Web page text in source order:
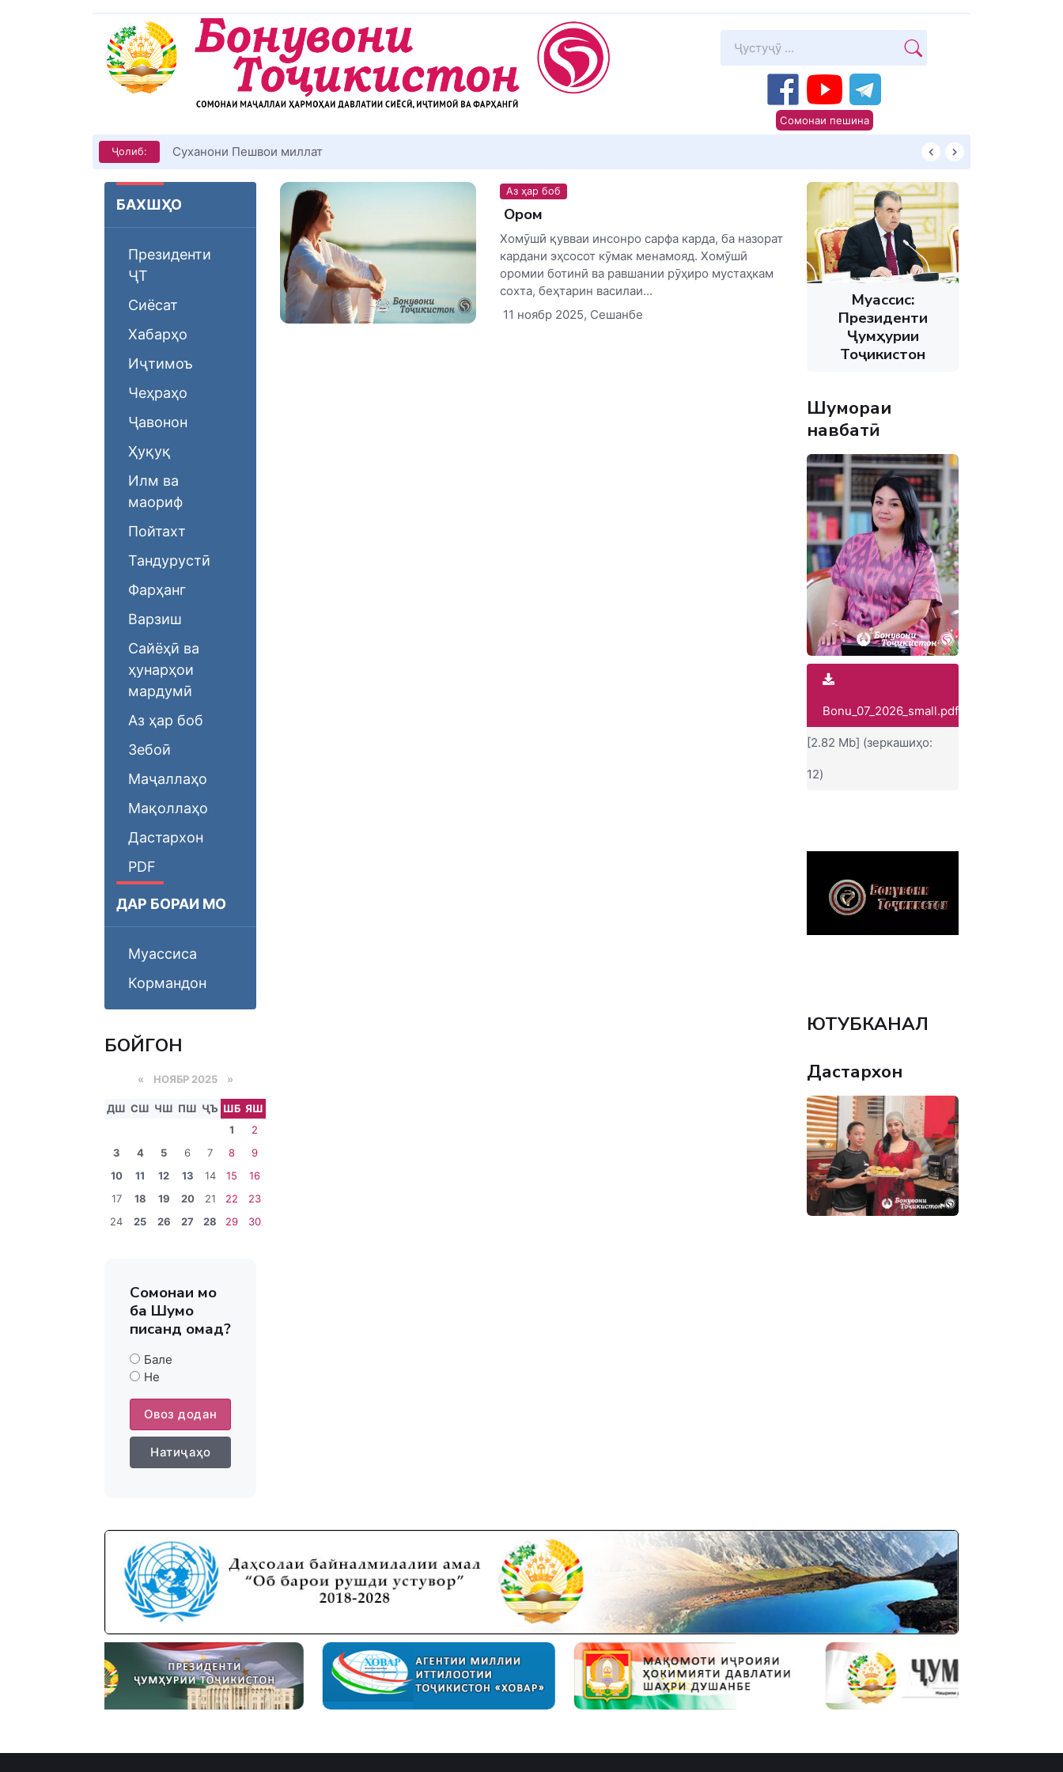
Сомонаи пешина
Ҷолиб: Суханони Пешвои миллат
БАХШҲО
Президенти
ҶТ
Сиёсат
Хабарҳо
Иҷтимоъ
Чеҳраҳо
Ҷавонон
Ҳуқуқ
Илм ва
маориф
Пойтахт
Тандурустӣ
Фарҳанг
Варзиш
Сайёҳӣ ва
ҳунарҳои
мардумӣ
Аз ҳар боб
Зебоӣ
Маҷаллаҳо
Мақоллаҳо
Дастархон
PDF
ДАР БОРАИ МО
Муассиса
Кормандон
БОЙГОНӢ
« НОЯБР 2025 »
ДШ СШ ЧШ ПШ ҶЪ ШБ ЯШ
1
2
3
4 5 6 7 8
9
10
11 12 13 14 15
16
17
18 19 20 21 22
23
24
25 26 27 28 29 30
Сомонаи мо
ба Шумо
писанд омад?
Бале
Не
Овоз додан
Натиҷаҳо
Аз ҳар боб
Оромӣ
Хомӯшӣ қувваи инсонро сарфа карда, ба назорат
кардани эҳсосот кӯмак менамояд. Хомӯшӣ
оромии ботинӣ ва равшании рӯҳиро мустаҳкам
сохта, беҳтарин василаи...
11 ноябр 2025, Сешанбе
Муассис:
Президенти
Ҷумҳурии
Тоҷикистон
Шумораи
навбатӣ
Bonu_07_2026_small.pdf
[2.82 Mb] (зеркашиҳо:
12)
ЮТУБКАНАЛ
Дастархон